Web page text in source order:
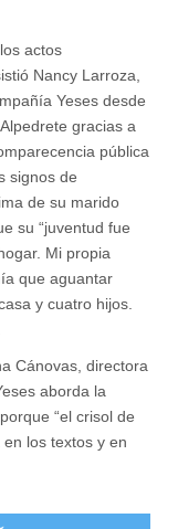
actos
Nancy Larroza,
Yeses desde
gracias a
pública
signos de
de su marido
su “juventud fue
Mi propia
que aguantar
y cuatro hijos.
Cánovas, directora
aborda la
“el crisol de
los textos y en